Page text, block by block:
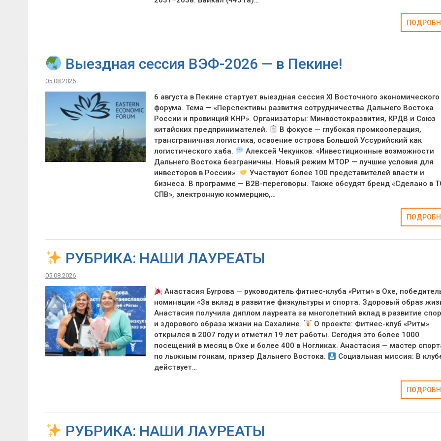
Выездная сессия ВЭФ-2026 — в Пекине!
05.08.2026
6 августа в Пекине стартует выездная сессия XI Восточного экономического
форума. Тема — «Перспективы развития сотрудничества Дальнего Востока
России и провинций КНР». Организаторы: Минвостокразвития, КРДВ и Союз
китайских предпринимателей.
В фокусе — глубокая промкооперация,
трансграничная логистика, освоение острова Большой Уссурийский как
логистического хаба.
Алексей Чекунков: «Инвестиционные возможности
Дальнего Востока безграничны. Новый режим МТОР — лучшие условия для
инвесторов в России».
Участвуют более 100 представителей власти и
бизнеса. В программе — B2B-переговоры. Также обсудят бренд «Сделано в
СПВ», электронную коммерцию,…
РУБРИКА: НАШИ ЛАУРЕАТЫ
05.08.2026
Анастасия Бугрова — руководитель фитнес-клуба «Ритм» в Охе,
номинации «За вклад в развитие физкультуры и спорта. Здоровый образ
Анастасия получила диплом лауреата за многолетний вклад в развитие
и здорового образа жизни на Сахалине.
О проекте: Фитнес-клуб «Ритм»
открылся в 2007 году и отметил 19 лет работы. Сегодня это более 1000
посещений в месяц в Охе и более 400 в Ногликах. Анастасия — мастер
по лыжным гонкам, призер Дальнего Востока.
Социальная миссия: В
действует…
РУБРИКА: НАШИ ЛАУРЕАТЫ